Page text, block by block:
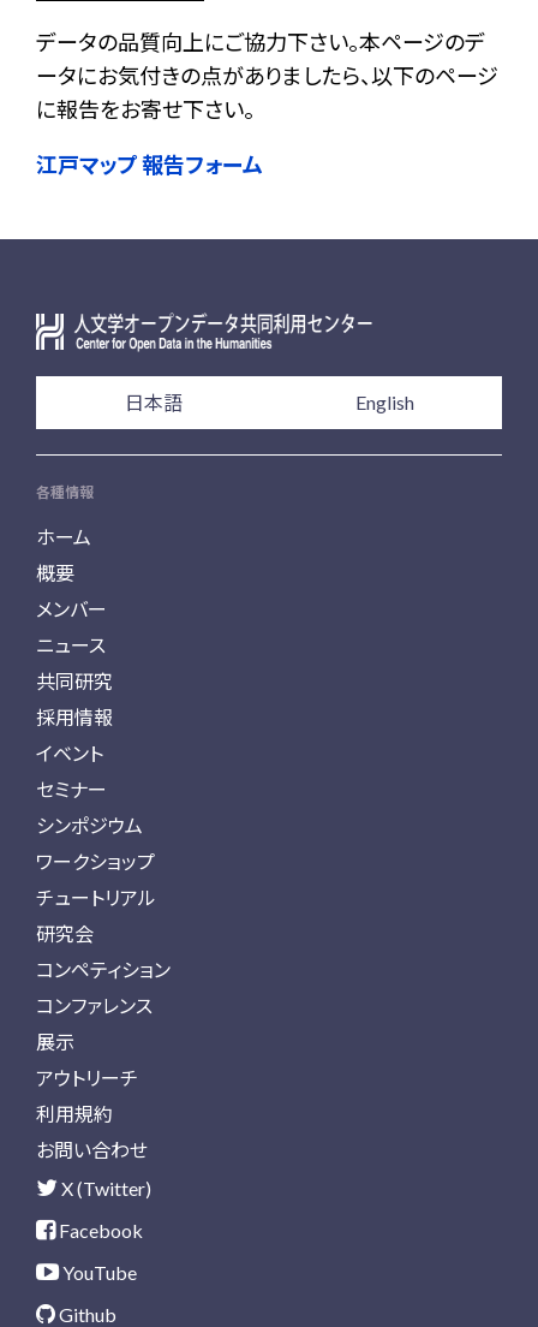
データの品質向上にご協力下さい。本ページのデ
ータにお気付きの点がありましたら、以下のページ
に報告をお寄せ下さい。
江戸マップ 報告フォーム
日本語 English
各種情報
ホーム
概要
メンバー
ニュース
共同研究
採用情報
イベント
セミナー
シンポジウム
ワークショップ
チュートリアル
研究会
コンペティション
コンファレンス
展示
アウトリーチ
利用規約
お問い合わせ
X (Twitter)
Facebook
YouTube
Github